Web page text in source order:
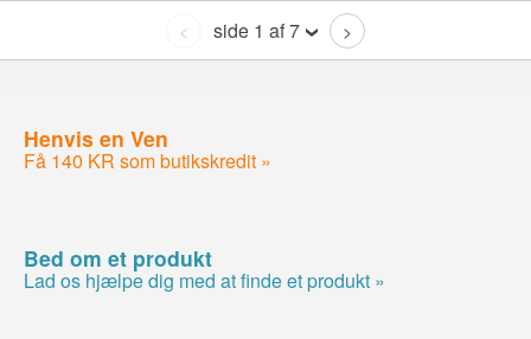
< side 1 af 7 >
Henvis en Ven
Få 140 KR som butikskredit »
Bed om et produkt
Lad os hjælpe dig med at finde et produkt »